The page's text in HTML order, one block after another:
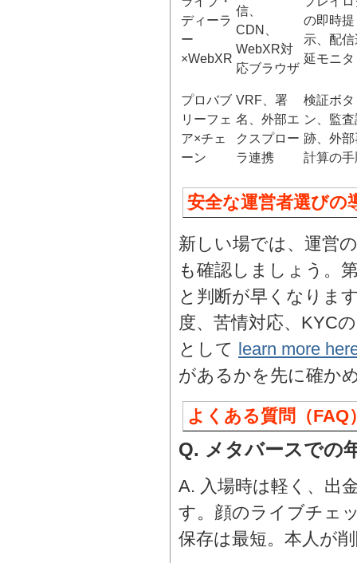
ディーラ
ー
×WebXR
信、
CDN、
WebXR対
応ブラウザ
の即時提
示、配信
延モニタ
プロバブ
リーフェ
ア×チェ
ーン
VRF、署
名、外部エ
クスプロー
ラ連携
検証ボタ
ン、監
跡、外部
計算の手
安全な運営者選びの
新しい場では、運営
も確認しましょう。
と判断が早くなりま
度、苦情対応、KYC
として learn more
があるかを先に確か
よくある質問（FAQ
Q. メタバースでの
A. 入場時は軽く、出
す。顔のライブチェ
保存は最短。本人が